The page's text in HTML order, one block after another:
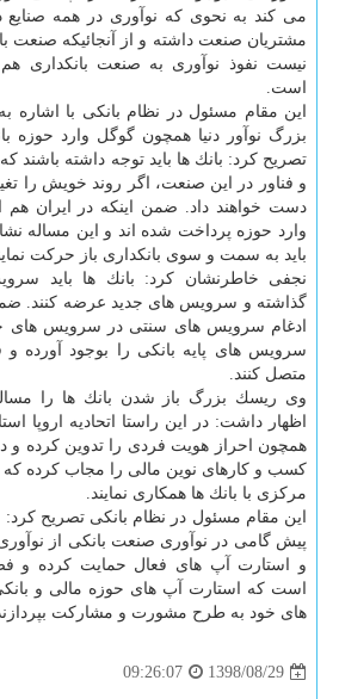
می كند به نحوی كه نوآوری در همه صنایع
مشتریان صنعت داشته و از آنجائیكه صنعت
نیست نفوذ نوآوری به صنعت بانكداری
است.
این مقام مسئول در نظام بانكی با اشاره
بزرگ نوآور دنیا همچون گوگل وارد حوزه
تصریح كرد: بانك ها باید توجه داشته باشند
و فناور در این صنعت، اگر روند خویش را
دست خواهند داد. ضمن اینكه در ایران
وارد حوزه پرداخت شده اند و این مساله
باید به سمت و سوی بانكداری باز حركت
نجفی خاطرنشان كرد: بانك ها باید
گذاشته و سرویس های جدید عرضه كنند.
ادغام سرویس های سنتی در سرویس های
سرویس های پایه بانكی را بوجود آورده و
متصل كنند.
وی ریسك بزرگ باز شدن بانك ها را
اظهار داشت: در این راستا اتحادیه اروپا
همچون احراز هویت فردی را تدوین كرده و
كسب و كارهای نوین مالی را مجاب كرده كه
مركزی با بانك ها همكاری نمایند.
این مقام مسئول در نظام بانكی تصریح كرد:
پیش گامی در نوآوری صنعت بانكی از
و استارت آپ های فعال حمایت كرده و
است كه استارت آپ های حوزه مالی و بانكی
های خود به طرح مشورت و مشاركت
1398/08/29
09:26:07